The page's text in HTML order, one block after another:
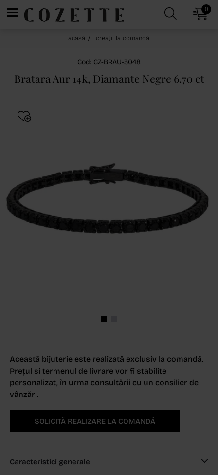
0
acasă creații la comandă
Cod: CZ-BRAU-3048
Bratara Aur 14k, Diamante Negre 6.70 ct
Această bijuterie este realizată exclusiv la comandă.
Prețul și termenul de livrare vor fi stabilite
personalizat, în urma consultării cu un consilier de
vânzări.
SOLICITĂ REALIZARE LA COMANDĂ
Caracteristici generale